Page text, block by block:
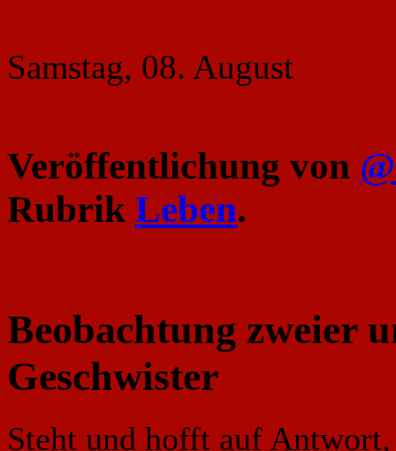
Samstag, 08. August
Veröffentlichung von
Rubrik Leben.
Beobachtung zweier
Geschwister
Steht und hofft auf